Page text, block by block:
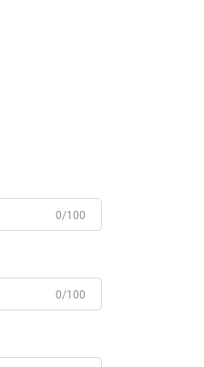
0/100
0/100